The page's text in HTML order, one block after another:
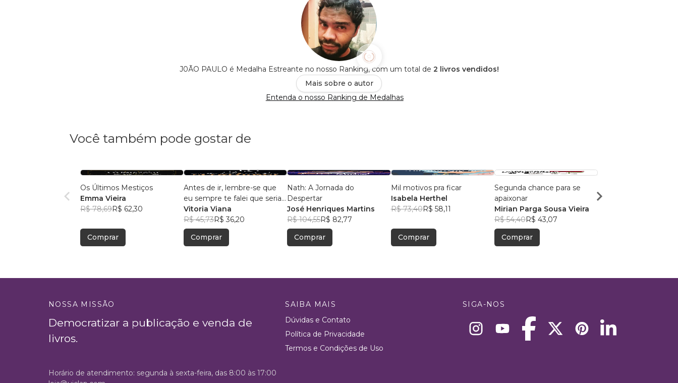
J0ÃO PAULO é Medalha Estreante no nosso Ranking, com um total de 2 livros vendidos!
Mais sobre o autor
Entenda o nosso Ranking de Medalhas
Você também pode gostar de
Os Últimos Mestiços
Emma Vieira
R$ 78,69R$ 62,30
Comprar
Antes de ir, lembre-se que
eu sempre te falei que seria
amor
Vitoria Viana
R$ 45,73R$ 36,20
Comprar
Nath: A Jornada do
Despertar
José Henriques Martins
R$ 104,55R$ 82,77
Comprar
Mil motivos pra ficar
Isabela Herthel
R$ 73,40R$ 58,11
Comprar
Segunda chance para se
apaixonar
Mirian Parga Sousa Vieira
R$ 54,40R$ 43,07
Comprar
Giovanna P. Ribeiro
NOSSA MISSÃO
Democratizar a publicação e venda de
livros.
SAIBA MAIS
Dúvidas e Contato
Política de Privacidade
Termos e Condições de Uso
SIGA-NOS
Horário de atendimento: segunda à sexta-feira, das 8:00 às 17:00